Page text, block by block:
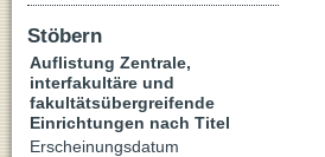
Stöbern
Auflistung Zentrale,
interfakultäre und
fakultätsübergreifende
Einrichtungen nach Titel
Erscheinungsdatum